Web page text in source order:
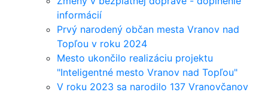
informácií
Prvý narodený občan mesta Vranov nad
Topľou v roku 2024
Mesto ukončilo realizáciu projektu
"Inteligentné mesto Vranov nad Topľou"
V roku 2023 sa narodilo 137 Vranovčanov